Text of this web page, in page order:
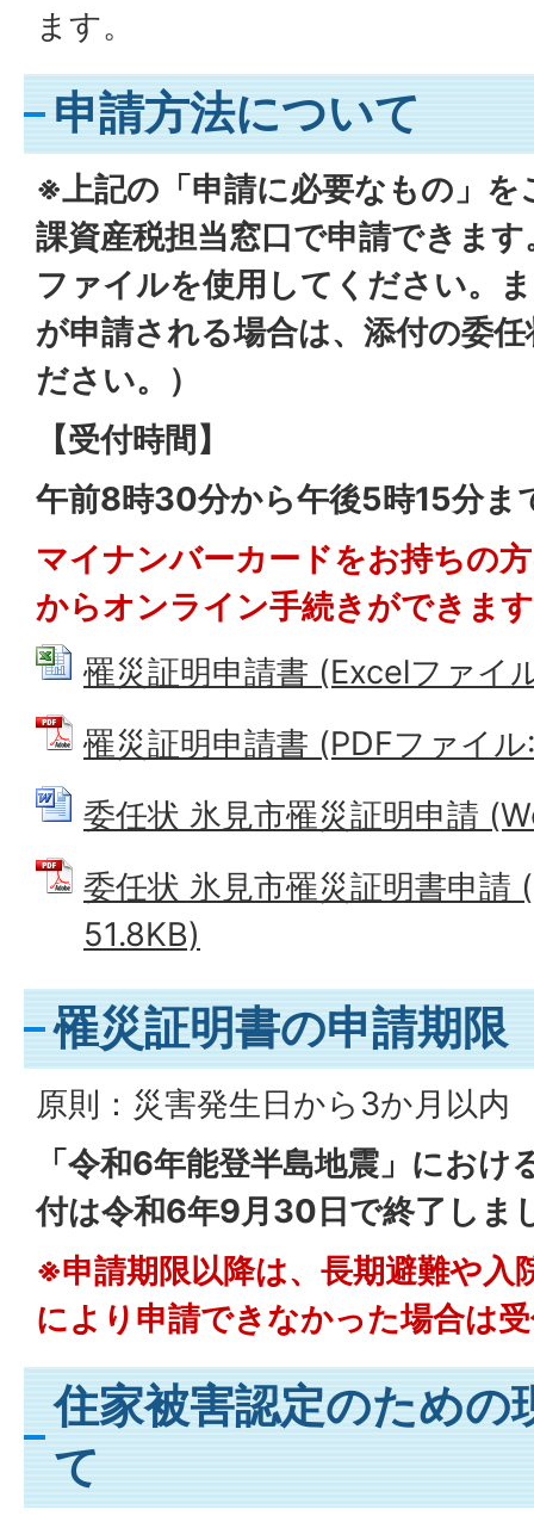
ます。
申請方法について
※上記の「申請に必要なもの」を
課資産税担当窓口で申請できま
ファイルを使用してください。
が申請される場合は、添付の委
ださい。）
【受付時間】
午前8時30分から午後5時15分ま
マイナンバーカードをお持ちの
からオンライン手続きができま
罹災証明申請書 (Excelファイ
罹災証明申請書 (PDFファイ
委任状 氷見市罹災証明申請
委任状 氷見市罹災証明書申請
51.8KB)
罹災証明書の申請期限
原則：災害発生日から3か月以内
「令和6年能登半島地震」におけ
付は令和6年9月30日で終了しま
※申請期限以降は、長期避難や入
により申請できなかった場合は
住家被害認定のための
て